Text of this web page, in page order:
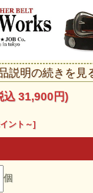
計 150.000本(2009年7
けのシリアルナンバー入
ベルト専用缶ケースを付
オリティーこれが本当
説明の続きを見
込 31,900円)
ント～]
個